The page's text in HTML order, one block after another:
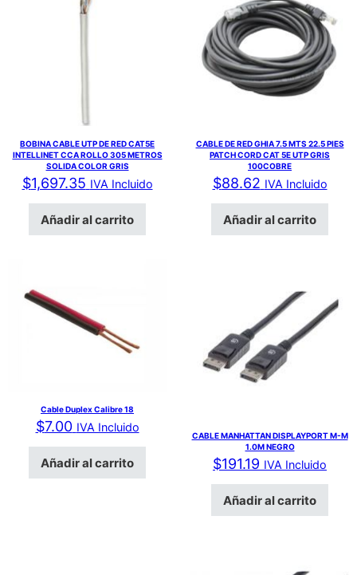
BOBINA CABLE UTP DE RED CAT5E
INTELLINET CCA ROLLO 305 METROS
SOLIDA COLOR GRIS
$1,697.35 IVA Incluido
Añadir al carrito
CABLE DE RED GHIA 7.5 MTS 22.5 PIES
PATCH CORD CAT 5E UTP GRIS
100COBRE
$88.62 IVA Incluido
Añadir al carrito
Cable Duplex Calibre 18
$7.00 IVA Incluido
Añadir al carrito
CABLE MANHATTAN DISPLAYPORT M-M
1.0M NEGRO
$191.19 IVA Incluido
Añadir al carrito